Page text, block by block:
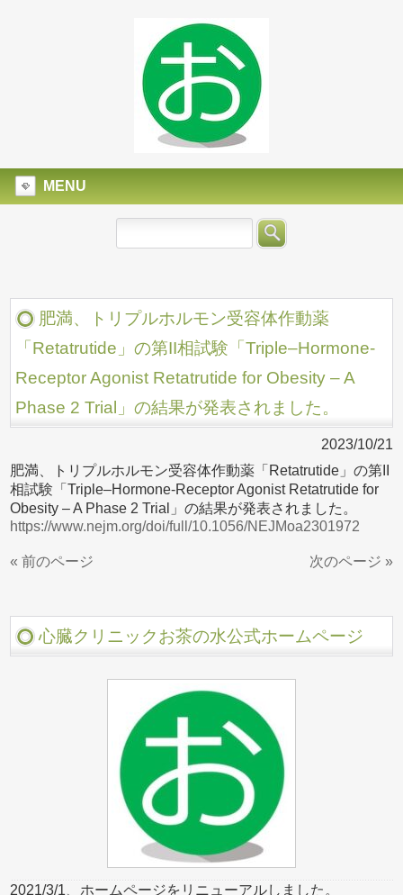
MENU
肥満、トリプルホルモン受容体作動薬
「Retatrutide」の第II相試験「Triple–Hormone-
Receptor Agonist Retatrutide for Obesity – A
Phase 2 Trial」の結果が発表されました。
2023/10/21
肥満、トリプルホルモン受容体作動薬「Retatrutide」の第II
相試験「Triple–Hormone-Receptor Agonist Retatrutide for
Obesity – A Phase 2 Trial」の結果が発表されました。
https://www.nejm.org/doi/full/10.1056/NEJMoa2301972
« 前のページ 次のページ »
心臓クリニックお茶の水公式ホームページ
2021/3/1、ホームページをリニューアルしました。